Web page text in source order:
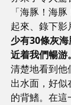
「海豚！海
起來、錄下影
少有30條灰
近着我們暢游。
清楚地看到他
出水面，好
的背鰭。在